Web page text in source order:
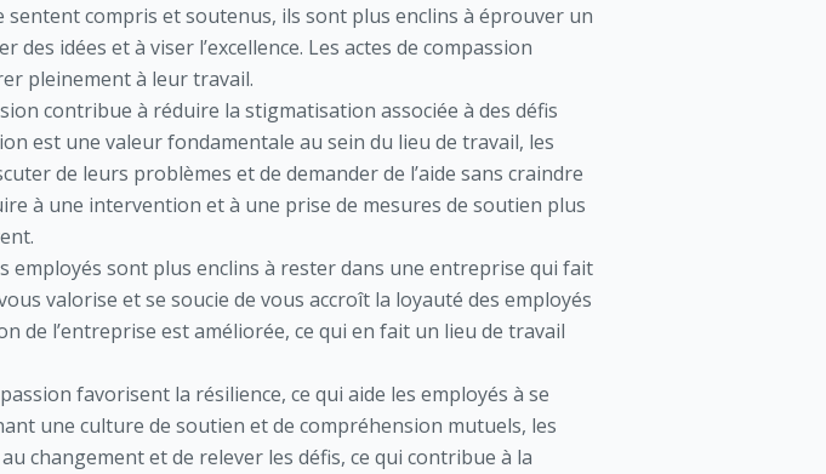
compris et soutenus, ils sont plus enclins à éprouver un
idées et à viser l’excellence. Les actes de compassion
pleinement à leur travail.
contribue à réduire la stigmatisation associée à des défis
est une valeur fondamentale au sein du lieu de travail, les
de leurs problèmes et de demander de l’aide sans craindre
à une intervention et à une prise de mesures de soutien plus
employés sont plus enclins à rester dans une entreprise qui fait
valorise et se soucie de vous accroît la loyauté des employés
de l’entreprise est améliorée, ce qui en fait un lieu de travail
favorisent la résilience, ce qui aide les employés à se
une culture de soutien et de compréhension mutuels, les
changement et de relever les défis, ce qui contribue à la